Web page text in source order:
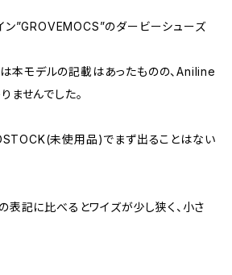
ン”GROVEMOCS”のダービーシューズ
本モデルの記載はあったものの、Aniline
ませんでした。
未使用品)でまず出ることはない
表記に比べるとワイズが少し狭く、小さ